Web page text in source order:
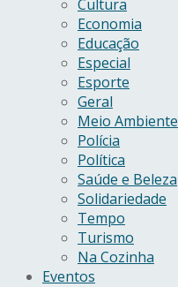
Cultura
Economia
Educação
Especial
Esporte
Geral
Meio Ambiente
Polícia
Política
Saúde e Beleza
Solidariedade
Tempo
Turismo
Na Cozinha
Eventos